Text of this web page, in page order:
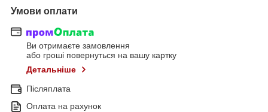
Умови оплати
Ви отримаєте замовлення
або гроші повернуться на вашу картку
Детальніше
Післяплата
Оплата на рахунок